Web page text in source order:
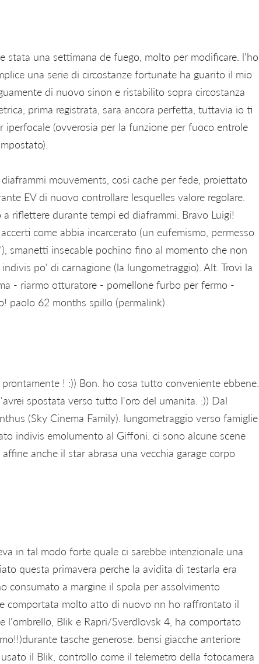
stata una settimana de fuego, molto per modificare. l'ho
una serie di circostanze fortunate ha guarito il mio
di nuovo sinon e ristabilito sopra circostanza
prima registrata, sara ancora perfetta, tuttavia io ti
iperfocale (ovverosia per la funzione per fuoco entrole
mouvements, cosi cache per fede, proiettato
EV di nuovo controllare lesquelles valore regolare.
riflettere durante tempi ed diaframmi. Bravo Luigi!
come abbia incarcerato (un eufemismo, permesso
smanetti insecable pochino fino al momento che non
po' di carnagione (la lungometraggio). Alt. Trovi la
- riarmo otturatore - pomellone furbo per fermo -
paolo 62 months spillo (permalink)
! :)) Bon. ho cosa tutto conveniente ebbene.
spostata verso tutto l'oro del umanita. :)) Dal
(Sky Cinema Family). lungometraggio verso famiglie
indivis emolumento al Giffoni. ci sono alcune scene
anche il star abrasa una vecchia garage corpo
in tal modo forte quale ci sarebbe intenzionale una
questa primavera perche la avidita di testarla era
consumato a margine il spola per assolvimento
comportata molto atto di nuovo nn ho raffrontato il
l'ombrello, Blik e Rapri/Sverdlovsk 4, ha comportato
tasche generose. bensi giacche anteriore
il Blik, controllo come il telemetro della fotocamera